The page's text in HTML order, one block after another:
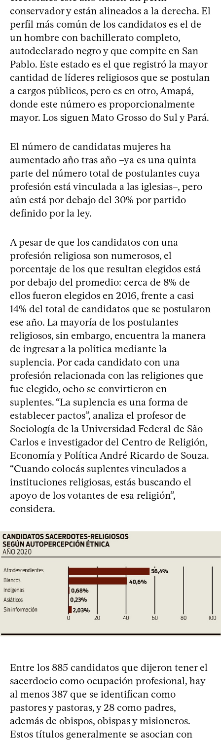
conservador y están alineados a la derecha. El
perfil más común de los candidatos es el de
un hombre con bachillerato completo,
autodeclarado negro y que compite en San
Pablo. Este estado es el que registró la mayor
cantidad de líderes religiosos que se postulan
a cargos públicos, pero es en otro, Amapá,
donde este número es proporcionalmente
mayor. Los siguen Mato Grosso do Sul y Pará.
El número de candidatas mujeres ha
aumentado año tras año –ya es una quinta
parte del número total de postulantes cuya
profesión está vinculada a las iglesias–, pero
aún está por debajo del 30% por partido
definido por la ley.
A pesar de que los candidatos con una
profesión religiosa son numerosos, el
porcentaje de los que resultan elegidos está
por debajo del promedio: cerca de 8% de
ellos fueron elegidos en 2016, frente a casi
14% del total de candidatos que se postularon
ese año. La mayoría de los postulantes
religiosos, sin embargo, encuentra la manera
de ingresar a la política mediante la
suplencia. Por cada candidato con una
profesión relacionada con las religiones que
fue elegido, ocho se convirtieron en
suplentes. “La suplencia es una forma de
establecer pactos”, analiza el profesor de
Sociología de la Universidad Federal de São
Carlos e investigador del Centro de Religión,
Economía y Política André Ricardo de Souza.
“Cuando colocás suplentes vinculados a
instituciones religiosas, estás buscando el
apoyo de los votantes de esa religión”,
considera.
Entre los 885 candidatos que dijeron tener el
sacerdocio como ocupación profesional, hay
al menos 387 que se identifican como
pastores y pastoras, y 28 como padres,
además de obispos, obispas y misioneros.
Estos títulos generalmente se asocian con